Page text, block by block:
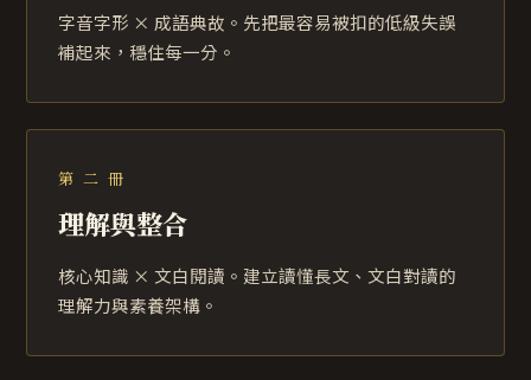
字音字形 × 成語典故。先把最容易被扣的低級失誤
補起來，穩住每一分。
第 二 冊
理解與整合
核心知識 × 文白閱讀。建立讀懂長文、文白對讀的
理解力與素養架構。